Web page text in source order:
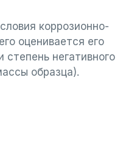
коррозионно-
оценивается его
степень негативного
образца).